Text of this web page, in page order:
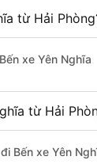
từ Hải
xe Yên Nghĩa
từ Hải
Bến xe Yên